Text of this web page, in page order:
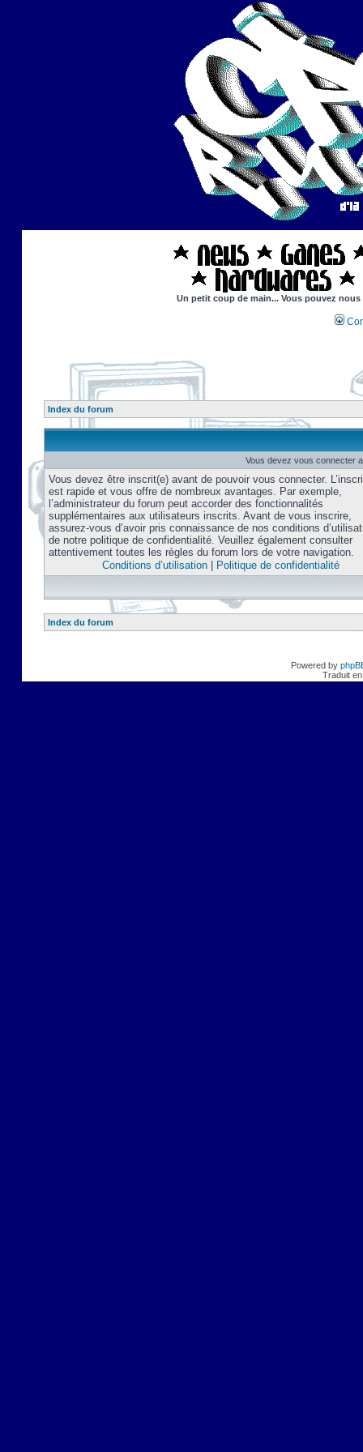
Un petit coup de main... Vous pouvez
Index du forum
Vous devez vous connecter
Vous devez être inscrit(e) avant de pouvoir vous connecter.
est rapide et vous offre de nombreux avantages. Par exemple,
l’administrateur du forum peut accorder des fonctionnalités
supplémentaires aux utilisateurs inscrits. Avant de vous inscrire,
assurez-vous d’avoir pris connaissance de nos conditions
de notre politique de confidentialité. Veuillez également consulter
attentivement toutes les règles du forum lors de votre navigation.
Conditions d’utilisation| Politique de confidentialité
Index du forum
Powered by
Traduit